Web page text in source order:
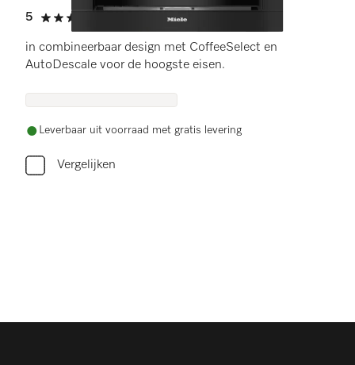
5
5 sterren op 5
(3 beoordelingen)
in combineerbaar design met CoffeeSelect en
AutoDescale voor de hoogste eisen.
Leverbaar uit voorraad met gratis levering
Vergelijken